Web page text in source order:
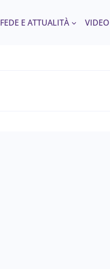
FEDE E ATTUALITÀ